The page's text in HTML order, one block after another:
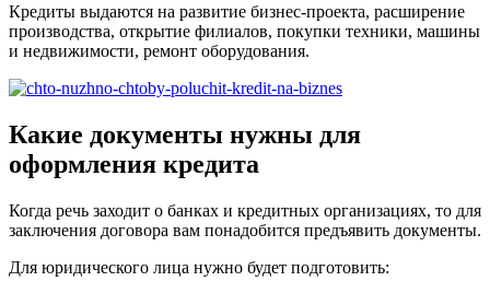
Кредиты выдаются на развитие бизнес-проекта, расширение
производства, открытие филиалов, покупки техники, машины
и недвижимости, ремонт оборудования.
Какие документы нужны для
оформления кредита
Когда речь заходит о банках и кредитных организациях, то для
заключения договора вам понадобится предъявить документы.
Для юридического лица нужно будет подготовить: